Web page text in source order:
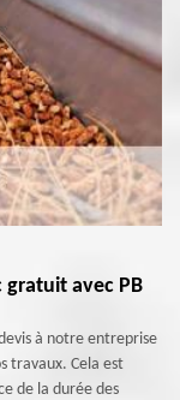
avec PB
à notre entreprise
travaux. Cela est
de la durée des